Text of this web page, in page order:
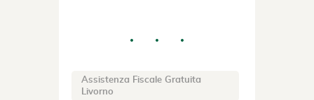
Assistenza Fiscale Gratuita
Livorno